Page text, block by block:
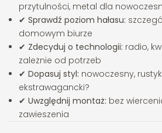
przytulności, metal dla
✔ Sprawdź poziom hałasu:
domowym biurze
✔ Zdecyduj o technologii: radio,
zależnie od potrzeb
✔ Dopasuj styl: nowoczesny,
ekstrawagancki?
✔ Uwzględnij montaż: bez
zawieszenia